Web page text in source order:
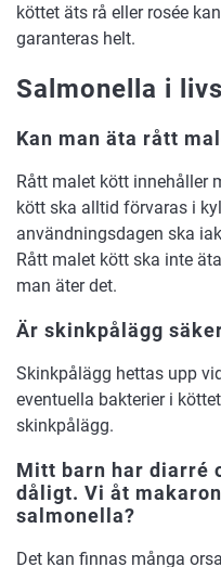
köttet äts rå eller rosée
garanteras helt.
Salmonella i
Kan man äta rått
Rått malet kött innehåller
kött ska alltid förvaras i
användningsdagen ska
Rått malet kött ska inte
man äter det.
Är skinkpålägg
Skinkpålägg hettas upp
eventuella bakterier i
skinkpålägg.
Mitt barn har diarré
dåligt. Vi åt
salmonella?
Det kan finnas många